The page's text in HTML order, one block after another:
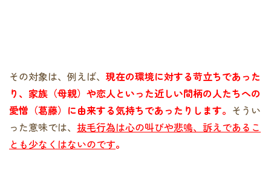
その対象は、例えば、 現在の環境に対する苛立ちであった
り、家族（母親）や恋人といった近しい間柄の人たちへの
愛憎（葛藤）に由来する気持ちであったりします。 そうい
った意味では、 抜毛行為は心の叫びや悲鳴、訴えであるこ
とも少なくはないのです。